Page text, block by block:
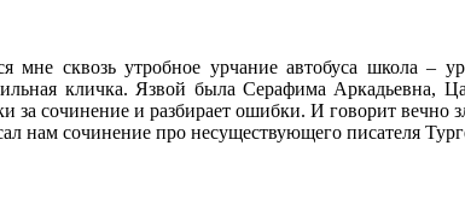
сквозь утробное урчание автобуса школа –
кличка. Язвой была Серафима Аркадьевна,
за сочинение и разбирает ошибки. И говорит вечно
нам сочинение про несуществующего писателя